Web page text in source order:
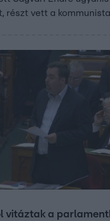
részt vett a
diákjai
vitáztak a